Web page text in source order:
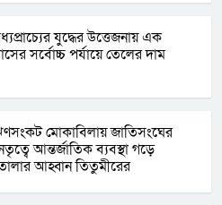
যুদ্ধের উত্তেজনায় এক
সর্বোচ্চ পর্যায়ে তেলের দাম
মোকাবিলায় জাতিসংঘের
আন্তর্জাতিক ব্যবস্থা গড়ে
আহ্বান তিতুমীরের